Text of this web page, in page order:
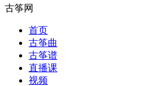
古筝网
首页
古筝曲
古筝谱
直播课
视频